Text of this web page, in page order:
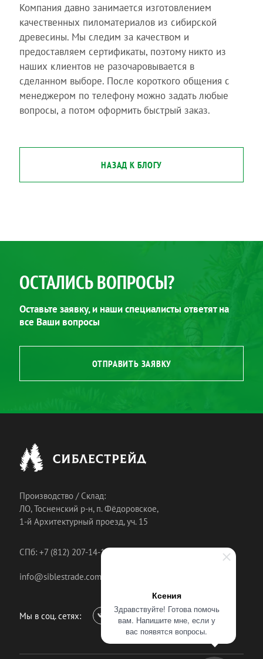
Ксения
Здравствуйте! Готова помочь
вам. Напишите мне, если у
вас появятся вопросы.
Компания давно занимается изготовлением
качественных пиломатериалов из сибирской
древесины. Мы следим за качеством и
предоставляем сертификаты, поэтому никто из
наших клиентов не разочаровывается в
сделанном выборе. После короткого общения с
менеджером по телефону можно задать любые
вопросы, а потом оформить быстрый заказ.
НАЗАД К БЛОГУ
ОСТАЛИСЬ ВОПРОСЫ?
Оставьте заявку, и наши специалисты ответят на
все Ваши вопросы
ОТПРАВИТЬ ЗАЯВКУ
Производство / Склад:
ЛО, Тосненский р-н, п. Фёдоровское,
1-й Архитектурный проезд, уч. 15
СПб: +7 (812) 207-14-18
info@siblestrade.com
Мы в соц. сетях: